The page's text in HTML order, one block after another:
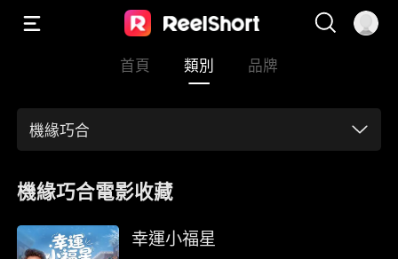
首頁 類別 品牌
機緣巧合
機緣巧合電影收藏
幸運小福星